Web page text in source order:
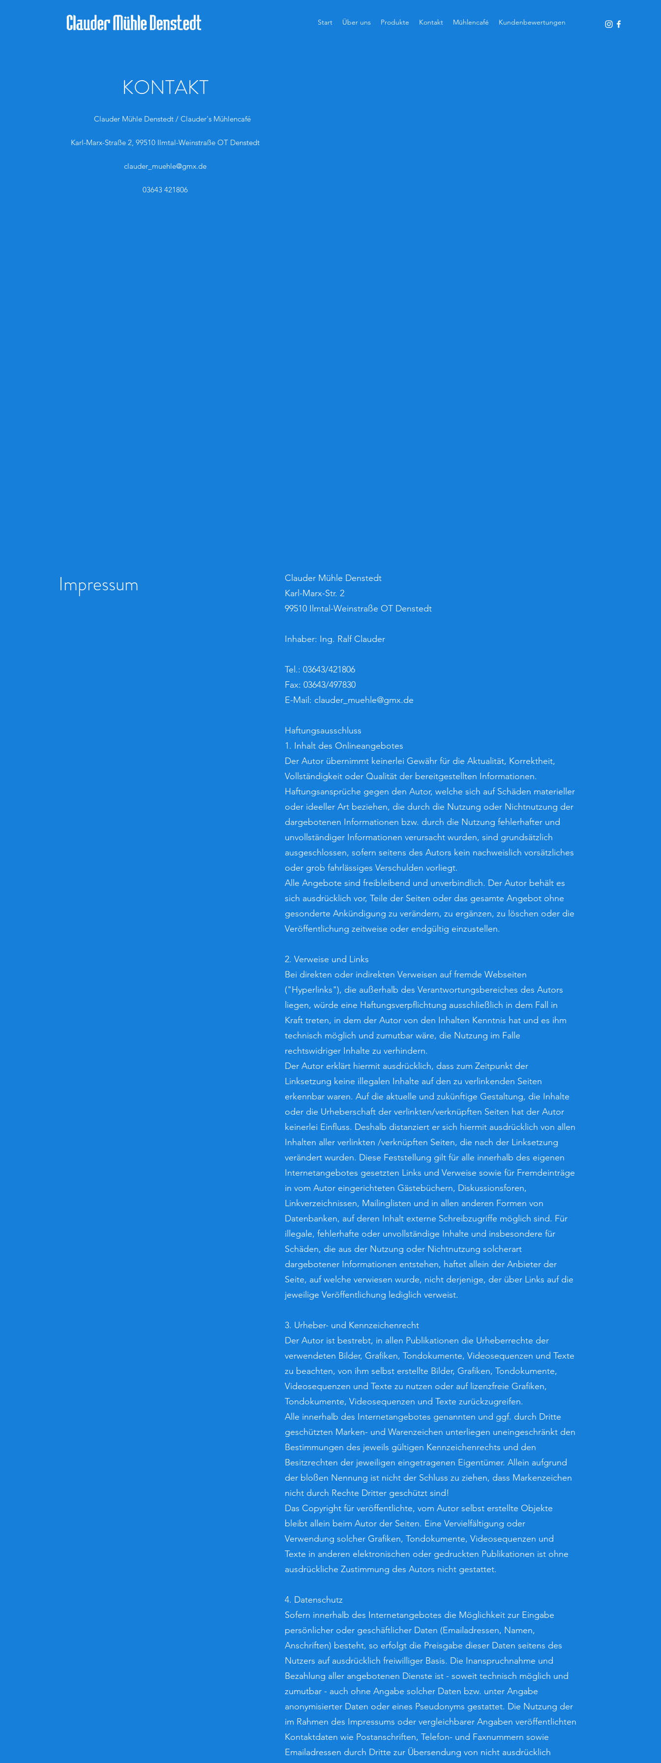
Start Über uns Produkte Kontakt Mühlencafé Kundenbewertungen
KONTAKT
Clauder Mühle Denstedt / Clauder's Mühlencafé
Karl-Marx-Straße 2, 99510 Ilmtal-Weinstraße OT Denstedt
clauder_muehle@gmx.de
03643 421806
Impressum
Clauder Mühle Denstedt
Karl-Marx-Str. 2
99510 Ilmtal-Weinstraße OT Denstedt
Inhaber: Ing. Ralf Clauder
Tel.: 03643/421806
Fax: 03643/497830
E-Mail: clauder_muehle@gmx.de
Haftungsausschluss
1. Inhalt des Onlineangebotes
Der Autor übernimmt keinerlei Gewähr für die Aktualität, Korrektheit,
Vollständigkeit oder Qualität der bereitgestellten Informationen.
Haftungsansprüche gegen den Autor, welche sich auf Schäden materieller
oder ideeller Art beziehen, die durch die Nutzung oder Nichtnutzung der
dargebotenen Informationen bzw. durch die Nutzung fehlerhafter und
unvollständiger Informationen verursacht wurden, sind grundsätzlich
ausgeschlossen, sofern seitens des Autors kein nachweislich vorsätzliches
oder grob fahrlässiges Verschulden vorliegt.
Alle Angebote sind freibleibend und unverbindlich. Der Autor behält es
sich ausdrücklich vor, Teile der Seiten oder das gesamte Angebot ohne
gesonderte Ankündigung zu verändern, zu ergänzen, zu löschen oder die
Veröffentlichung zeitweise oder endgültig einzustellen.
2. Verweise und Links
Bei direkten oder indirekten Verweisen auf fremde Webseiten
("Hyperlinks"), die außerhalb des Verantwortungsbereiches des Autors
liegen, würde eine Haftungsverpflichtung ausschließlich in dem Fall in
Kraft treten, in dem der Autor von den Inhalten Kenntnis hat und es ihm
technisch möglich und zumutbar wäre, die Nutzung im Falle
rechtswidriger Inhalte zu verhindern.
Der Autor erklärt hiermit ausdrücklich, dass zum Zeitpunkt der
Linksetzung keine illegalen Inhalte auf den zu verlinkenden Seiten
erkennbar waren. Auf die aktuelle und zukünftige Gestaltung, die Inhalte
oder die Urheberschaft der verlinkten/verknüpften Seiten hat der Autor
keinerlei Einfluss. Deshalb distanziert er sich hiermit ausdrücklich von allen
Inhalten aller verlinkten /verknüpften Seiten, die nach der Linksetzung
verändert wurden. Diese Feststellung gilt für alle innerhalb des eigenen
Internetangebotes gesetzten Links und Verweise sowie für Fremdeinträge
in vom Autor eingerichteten Gästebüchern, Diskussionsforen,
Linkverzeichnissen, Mailinglisten und in allen anderen Formen von
Datenbanken, auf deren Inhalt externe Schreibzugriffe möglich sind. Für
illegale, fehlerhafte oder unvollständige Inhalte und insbesondere für
Schäden, die aus der Nutzung oder Nichtnutzung solcherart
dargebotener Informationen entstehen, haftet allein der Anbieter der
Seite, auf welche verwiesen wurde, nicht derjenige, der über Links auf die
jeweilige Veröffentlichung lediglich verweist.
3. Urheber- und Kennzeichenrecht
Der Autor ist bestrebt, in allen Publikationen die Urheberrechte der
verwendeten Bilder, Grafiken, Tondokumente, Videosequenzen und Texte
zu beachten, von ihm selbst erstellte Bilder, Grafiken, Tondokumente,
Videosequenzen und Texte zu nutzen oder auf lizenzfreie Grafiken,
Tondokumente, Videosequenzen und Texte zurückzugreifen.
Alle innerhalb des Internetangebotes genannten und ggf. durch Dritte
geschützten Marken- und Warenzeichen unterliegen uneingeschränkt den
Bestimmungen des jeweils gültigen Kennzeichenrechts und den
Besitzrechten der jeweiligen eingetragenen Eigentümer. Allein aufgrund
der bloßen Nennung ist nicht der Schluss zu ziehen, dass Markenzeichen
nicht durch Rechte Dritter geschützt sind!
Das Copyright für veröffentlichte, vom Autor selbst erstellte Objekte
bleibt allein beim Autor der Seiten. Eine Vervielfältigung oder
Verwendung solcher Grafiken, Tondokumente, Videosequenzen und
Texte in anderen elektronischen oder gedruckten Publikationen ist ohne
ausdrückliche Zustimmung des Autors nicht gestattet.
4. Datenschutz
Sofern innerhalb des Internetangebotes die Möglichkeit zur Eingabe
persönlicher oder geschäftlicher Daten (Emailadressen, Namen,
Anschriften) besteht, so erfolgt die Preisgabe dieser Daten seitens des
Nutzers auf ausdrücklich freiwilliger Basis. Die Inanspruchnahme und
Bezahlung aller angebotenen Dienste ist - soweit technisch möglich und
zumutbar - auch ohne Angabe solcher Daten bzw. unter Angabe
anonymisierter Daten oder eines Pseudonyms gestattet. Die Nutzung der
im Rahmen des Impressums oder vergleichbarer Angaben veröffentlichten
Kontaktdaten wie Postanschriften, Telefon- und Faxnummern sowie
Emailadressen durch Dritte zur Übersendung von nicht ausdrücklich